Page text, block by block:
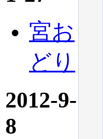
宮お
どり
2012-9-
8